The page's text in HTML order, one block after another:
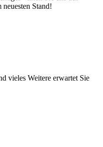
Stand!
vieles Weitere erwartet Sie